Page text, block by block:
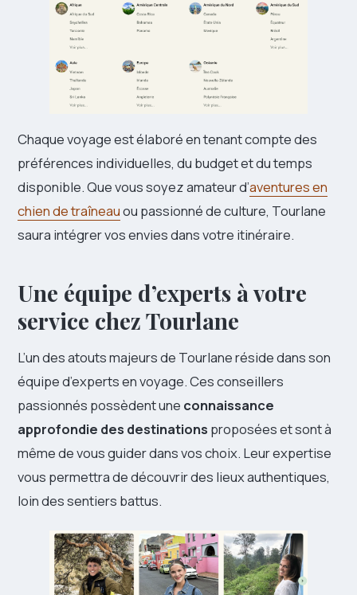
Chaque voyage est élaboré en tenant compte des
préférences individuelles, du budget et du temps
disponible. Que vous soyez amateur d’aventures en
chien de traîneauou passionné de culture, Tourlane
saura intégrer vos envies dans votre itinéraire.
Une équipe d’experts à votre
service chez Tourlane
L’un des atouts majeurs de Tourlane réside dans son
équipe d’experts en voyage. Ces conseillers
passionnés possèdent une connaissance
approfondie des destinations proposées et sont à
même de vous guider dans vos choix. Leur expertise
vous permettra de découvrir des lieux authentiques,
loin des sentiers battus.